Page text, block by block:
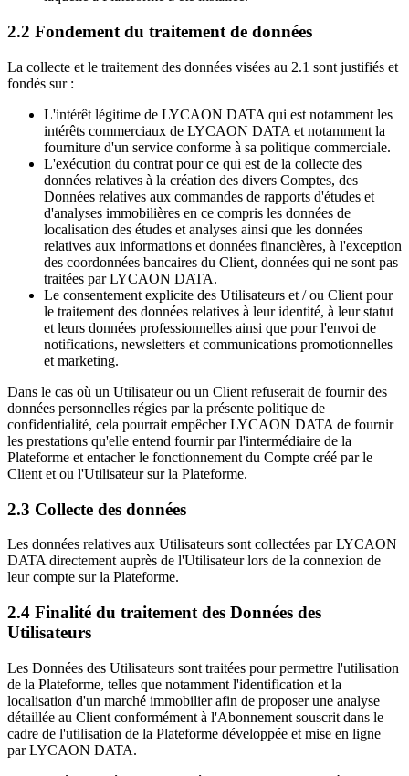
2.2 Fondement du traitement de données
La collecte et le traitement des données visées au 2.1 sont justifiés et
fondés sur :
L'intérêt légitime de LYCAON DATA qui est notamment les
intérêts commerciaux de LYCAON DATA et notamment la
fourniture d'un service conforme à sa politique commerciale.
L'exécution du contrat pour ce qui est de la collecte des
données relatives à la création des divers Comptes, des
Données relatives aux commandes de rapports d'études et
d'analyses immobilières en ce compris les données de
localisation des études et analyses ainsi que les données
relatives aux informations et données financières, à l'exception
des coordonnées bancaires du Client, données qui ne sont pas
traitées par LYCAON DATA.
Le consentement explicite des Utilisateurs et / ou Client pour
le traitement des données relatives à leur identité, à leur statut
et leurs données professionnelles ainsi que pour l'envoi de
notifications, newsletters et communications promotionnelles
et marketing.
Dans le cas où un Utilisateur ou un Client refuserait de fournir des
données personnelles régies par la présente politique de
confidentialité, cela pourrait empêcher LYCAON DATA de fournir
les prestations qu'elle entend fournir par l'intermédiaire de la
Plateforme et entacher le fonctionnement du Compte créé par le
Client et ou l'Utilisateur sur la Plateforme.
2.3 Collecte des données
Les données relatives aux Utilisateurs sont collectées par LYCAON
DATA directement auprès de l'Utilisateur lors de la connexion de
leur compte sur la Plateforme.
2.4 Finalité du traitement des Données des
Utilisateurs
Les Données des Utilisateurs sont traitées pour permettre l'utilisation
de la Plateforme, telles que notamment l'identification et la
localisation d'un marché immobilier afin de proposer une analyse
détaillée au Client conformément à l'Abonnement souscrit dans le
cadre de l'utilisation de la Plateforme développée et mise en ligne
par LYCAON DATA.